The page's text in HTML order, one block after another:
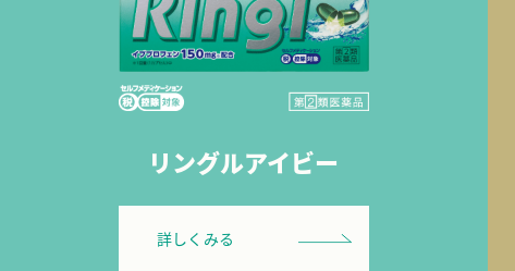
リングルアイビー
詳しくみる